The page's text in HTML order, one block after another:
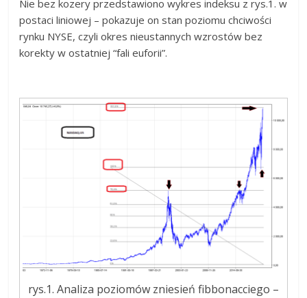
Nie bez kozery przedstawiono wykres indeksu z rys.1. w
postaci liniowej – pokazuje on stan poziomu chciwości
rynku NYSE, czyli okres nieustannych wzrostów bez
korekty w ostatniej “fali euforii”.
rys.1. Analiza poziomów zniesień fibbonacciego –